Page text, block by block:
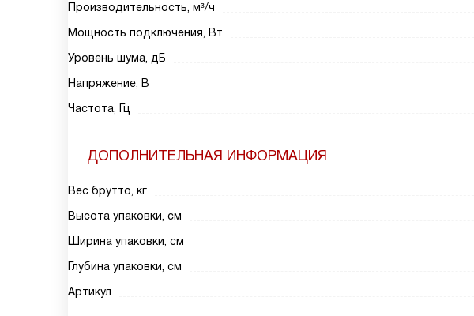
Производительность, м³/ч
Мощность подключения, Вт
Уровень шума, дБ
Напряжение, В
Частота, Гц
ДОПОЛНИТЕЛЬНАЯ ИНФОРМАЦИЯ
Вес брутто, кг
Высота упаковки, см
Ширина упаковки, см
Глубина упаковки, см
Артикул